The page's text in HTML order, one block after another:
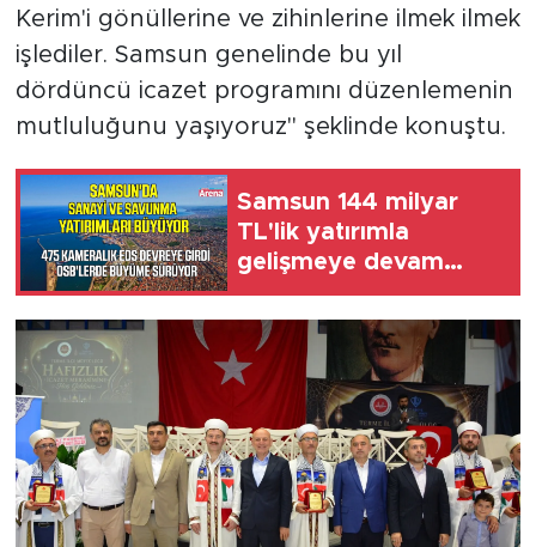
Kerim'i gönüllerine ve zihinlerine ilmek ilmek
işlediler. Samsun genelinde bu yıl
dördüncü icazet programını düzenlemenin
mutluluğunu yaşıyoruz" şeklinde konuştu.
Samsun 144 milyar
TL'lik yatırımla
gelişmeye devam
ediyor